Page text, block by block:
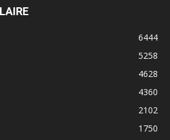
6444
5258
4628
4360
2102
1750